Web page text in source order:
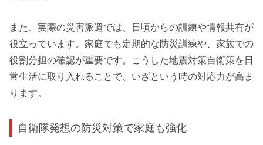
また、実際の災害派遣では、日頃からの訓練や情報共有が
役立っています。家庭でも定期的な防災訓練や、家族での
役割分担の確認が重要です。こうした地震対策自衛策を日
常生活に取り入れることで、いざという時の対応力が高ま
ります。
自衛隊発想の防災対策で家庭も強化